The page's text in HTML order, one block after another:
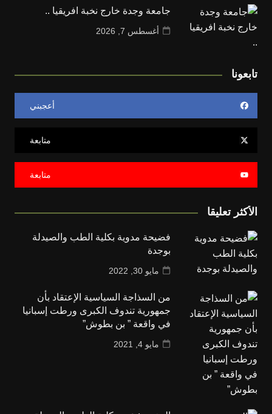
جامعة وجدة خارج نخبة افريقيا ..
أغسطس 7, 2026
تابعونا
أعجبني
متابعة
متابعة
الأكثر تعليقا
فضيحة مدوية بكلية الطب والصيدلة
بوجدة
مايو 30, 2022
من السذاجة السياسية الإعتقاد بأن
جمهورية تندوف الكبرى ورطت إسبانيا
في واقعة ” بن بطوش”
مايو 4, 2021